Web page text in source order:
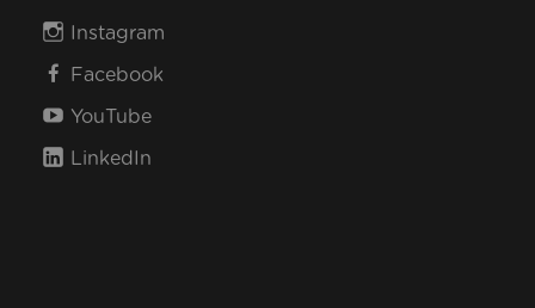
Instagram
Facebook
YouTube
LinkedIn